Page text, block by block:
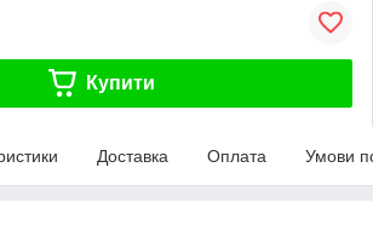
Купити
Доставка Оплата Умови